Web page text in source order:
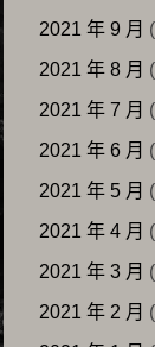
2021 年 9 月
2021 年 8 月
2021 年 7 月
2021 年 6 月
2021 年 5 月
2021 年 4 月
2021 年 3 月
2021 年 2 月